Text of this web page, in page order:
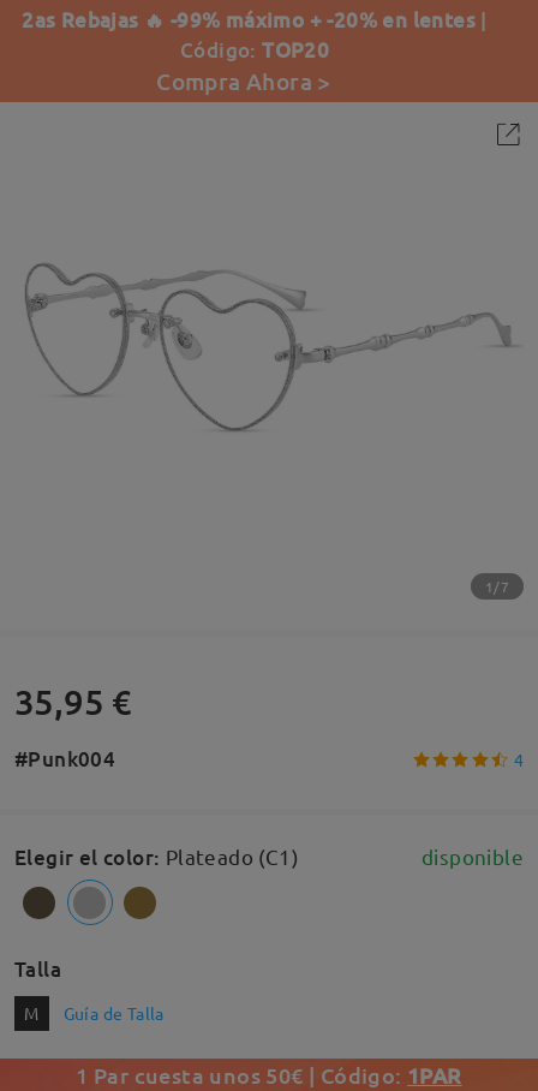
2as Rebajas 🔥 -99% máximo + -20% en lentes |
Código:TOP20
Compra Ahora >
1/7
35,95 €
#Punk004 4
Elegir el color: Plateado (C1) disponible
Talla
M Guía de Talla
1 Par cuesta unos 50€ | Código: 1PAR